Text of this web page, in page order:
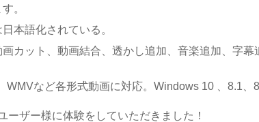
。
本語化されている。
カット、動画結合、透かし追加、音楽追加、字幕
WMVなど各形式動画に対応。Windows 10 、8.1、
ーザー様に体験をしていただきました！